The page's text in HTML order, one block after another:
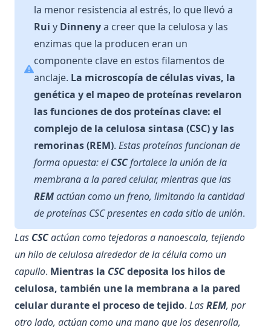
la menor resistencia al estrés, lo que llevó a
Rui y Dinnenya creer que la celulosa y las
enzimas que la producen eran un
componente clave en estos filamentos de
anclaje. La microscopía de células vivas, la
genética y el mapeo de proteínas revelaron
las funciones de dos proteínas clave: el
complejo de la celulosa sintasa (CSC) y las
remorinas (REM). Estas proteínas funcionan de
forma opuesta: elCSCfortalece la unión de la
membrana a la pared celular, mientras que las
REMactúan como un freno, limitando la cantidad
de proteínas CSC presentes en cada sitio de unión.
Las CSCactúan como tejedoras a nanoescala, tejiendo
un hilo de celulosa alrededor de la célula como un
capullo. Mientras la CSCdeposita los hilos de
celulosa, también une la membrana a la pared
celular durante el proceso de tejido. LasREM, por
otro lado, actúan como una mano que los desenrolla,